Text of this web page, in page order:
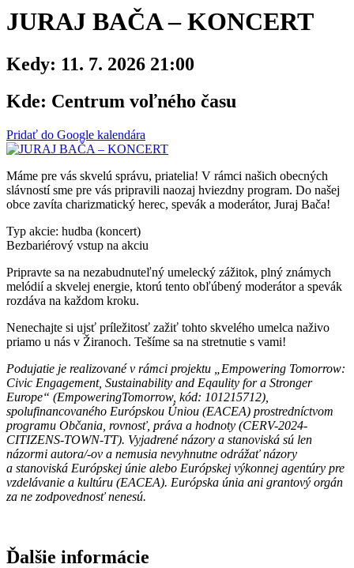
JURAJ BAČA – KONCERT
Kedy: 11. 7. 2026 21:00
Kde: Centrum voľného času
Pridať do Google kalendára
Máme pre vás skvelú správu, priatelia! V rámci našich obecných
slávností sme pre vás pripravili naozaj hviezdny program. Do našej
obce zavíta charizmatický herec, spevák a moderátor, Juraj Bača!
Typ akcie: hudba (koncert)
Bezbariérový vstup na akciu
Pripravte sa na nezabudnuteľný umelecký zážitok, plný známych
melódií a skvelej energie, ktorú tento obľúbený moderátor a spevák
rozdáva na každom kroku.
Nenechajte si ujsť príležitosť zažiť tohto skvelého umelca naživo
priamo u nás v Žiranoch. Tešíme sa na stretnutie s vami!
Podujatie je realizované v rámci projektu „Empowering Tomorrow:
Civic Engagement, Sustainability and Eqaulity for a Stronger
Europe“ (EmpoweringTomorrow, kód: 101215712),
spolufinancovaného Európskou Úniou (EACEA) prostredníctvom
programu Občania, rovnosť, práva a hodnoty (CERV-2024-
CITIZENS-TOWN-TT). Vyjadrené názory a stanoviská sú len
názormi autora/-ov a nemusia nevyhnutne odrážať názory
a stanoviská Európskej únie alebo Európskej výkonnej agentúry pre
vzdelávanie a kultúru (EACEA). Európska únia ani grantový orgán
za ne zodpovednosť nenesú.
Ďalšie informácie